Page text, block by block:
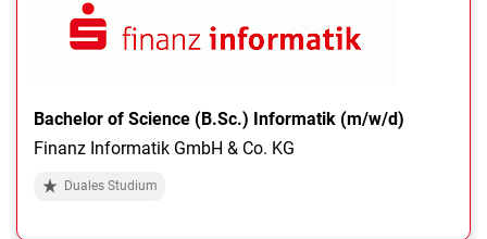
Bachelor of Science (B.Sc.) Informatik (m/w/d)
Finanz Informatik GmbH & Co. KG
Duales Studium